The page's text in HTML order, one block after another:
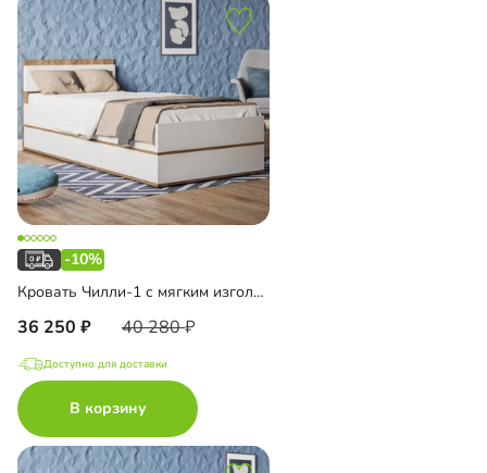
-10%
Кровать Чилли-1 с мягким изголовьем
36 250 40 280
Доступно для доставки
В корзину